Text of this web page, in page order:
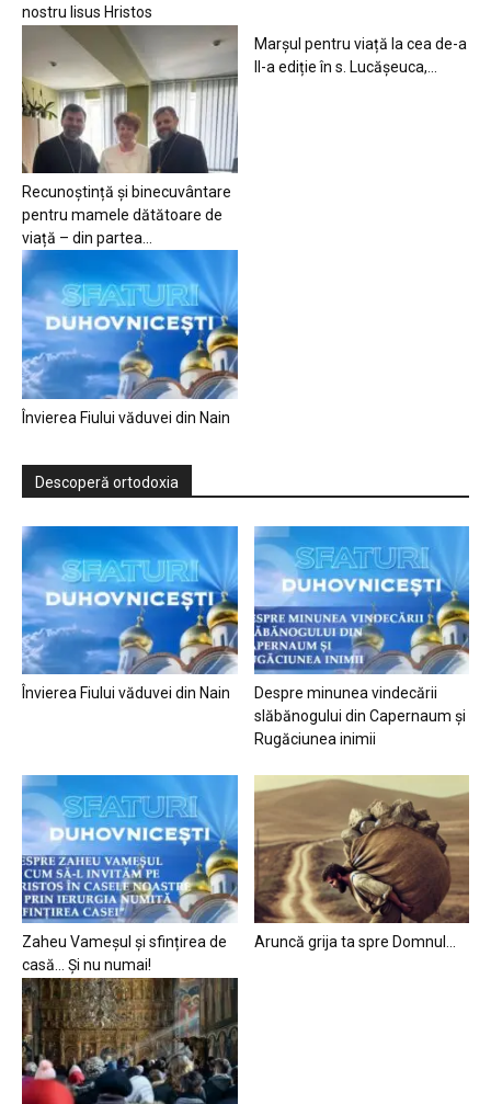
nostru Iisus Hristos
Recunoștință și binecuvântare
pentru mamele dătătoare de
viață – din partea...
Marșul pentru viață la cea de-a
II-a ediție în s. Lucășeuca,...
Învierea Fiului văduvei din Nain
Descoperă ortodoxia
Învierea Fiului văduvei din Nain
Despre minunea vindecării
slăbănogului din Capernaum și
Rugăciunea inimii
Zaheu Vameșul și sfințirea de
casă… Și nu numai!
Aruncă grija ta spre Domnul…